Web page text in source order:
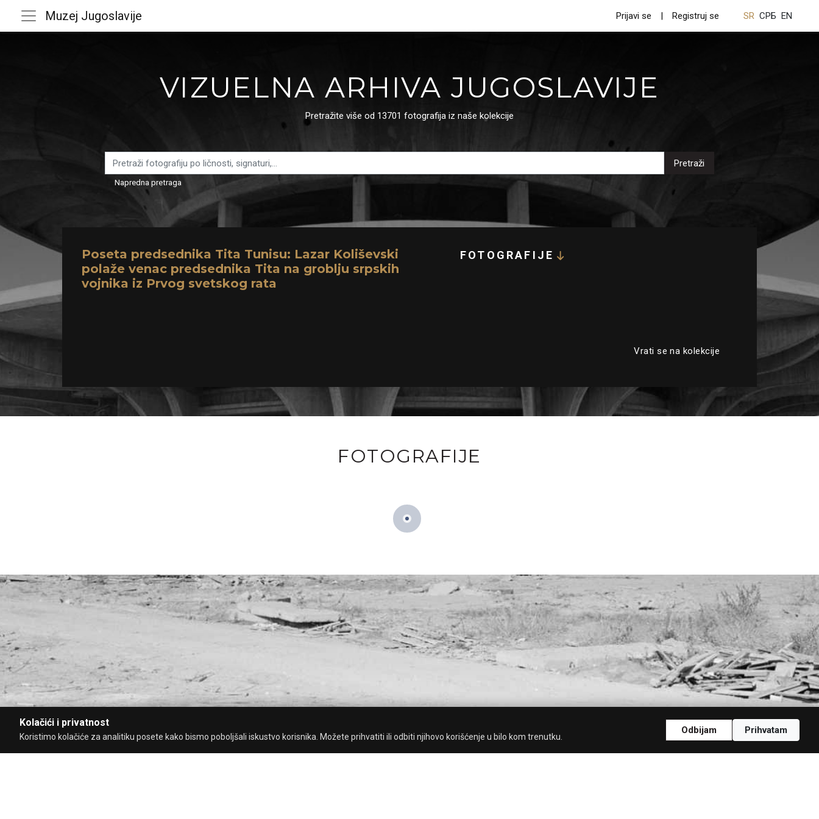
Muzej Jugoslavije Prijavi se Registruj se SR СРБ EN
VIZUELNA ARHIVA JUGOSLAVIJE
Pretražite više od 13701 fotografija iz naše kolekcije
Pretraži
Napredna pretraga
Poseta predsednika Tita Tunisu: Lazar Koliševski
polaže venac predsednika Tita na groblju srpskih
vojnika iz Prvog svetskog rata
FOTOGRAFIJE
Vrati se na kolekcije
FOTOGRAFIJE
Kolačići i privatnost
Koristimo kolačiće za analitiku posete kako bismo poboljšali iskustvo korisnika. Možete prihvatiti ili odbiti njihovo korišćenje u bilo kom trenutku.
Odbijam Prihvatam